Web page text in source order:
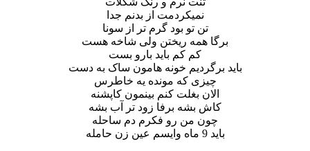
نمیکردمت از بدنم جدا
تن تو بود گرم تر از سونا
برگا همه ریختن ولی شاخه هست
کم کم باید بارو بست
باید برگردیم خونه هامون ساک به دست
چیزی که مونده یه خاطرس
الان بغلت کنم بینمون کاپشنه
کاش بشه برفا زود تر آب بشه
چون من رو فکرم دم ساحله
باید 9 ماه وایسم عین زن حامله